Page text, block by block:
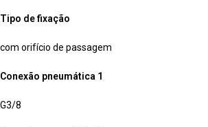
Tipo de fixação
com orifício de passagem
Conexão pneumática 1
G3/8